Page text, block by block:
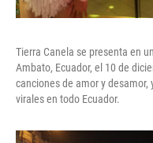
Tierra Canela se presenta en
Ambato, Ecuador, el 10 de
canciones de amor y
virales en todo Ecuador.